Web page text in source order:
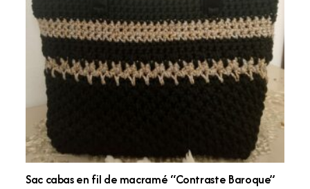
Sac cabas en fil de macramé “Contraste Baroque”